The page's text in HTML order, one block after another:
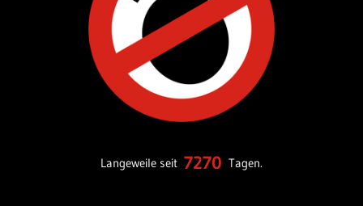
Langeweile seit 7270 Tagen.